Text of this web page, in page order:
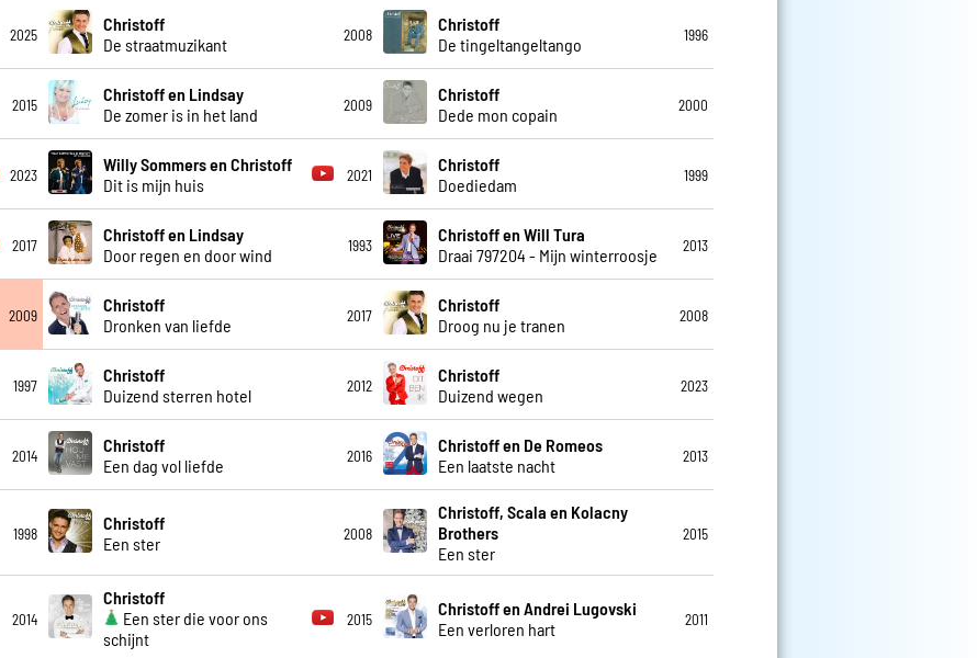
2025
Christoff
De straatmuzikant
2008
Christoff
De tingeltangeltango
1996
2015
Christoff en Lindsay
De zomer is in het land
2009
Christoff
Dede mon copain
2000
2023
Willy Sommers en Christoff
Dit is mijn huis
2021
Christoff
Doediedam
1999
2017
Christoff en Lindsay
Door regen en door wind
1993
Christoff en Will Tura
Draai 797204 - Mijn winterroosje
2013
2009
Christoff
Dronken van liefde
2017
Christoff
Droog nu je tranen
2008
1997
Christoff
Duizend sterren hotel
2012
Christoff
Duizend wegen
2023
2014
Christoff
Een dag vol liefde
2016
Christoff en De Romeos
Een laatste nacht
2013
1998
Christoff
Een ster
2008
Christoff, Scala en Kolacny
Brothers
Een ster
2015
2014
Christoff
Een ster die voor ons
schijnt
2015
Christoff en Andrei Lugovski
Een verloren hart
2011